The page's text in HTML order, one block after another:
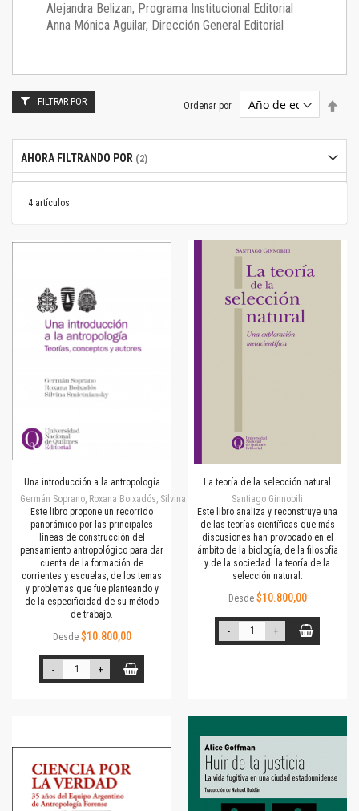
Alejandra Belizan, Programa Institucional Editorial
Anna Mónica Aguilar, Dirección General Editorial
4 artículos
Ordenar por
Una introducción a la antropología
Germán Soprano, Roxana Boixadós, Silvina Smietniansky
Este libro propone un recorrido
panorámico por las principales
líneas de construcción del
pensamiento antropológico para dar
cuenta de la formación de
corrientes y escuelas, de los temas
y problemas que fue planteando y
de la especificidad de su método
de trabajo.
Desde $10.800,00
- +
La teoría de la selección natural
Santiago Ginnobili
Este libro analiza y reconstruye una
de las teorías científicas que más
discusiones han provocado en el
ámbito de la biología, de la filosofía
y de la sociedad: la teoría de la
selección natural.
Desde $10.800,00
- +
FILTRAR POR
AHORA FILTRANDO POR